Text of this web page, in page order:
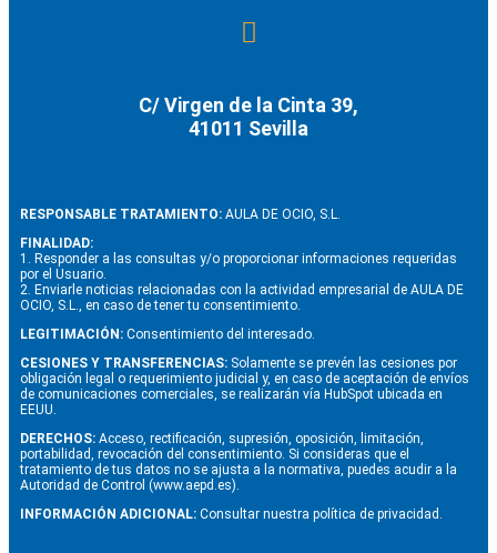
C/ Virgen de la Cinta 39,
41011 Sevilla
RESPONSABLE TRATAMIENTO: AULA DE OCIO, S.L.
FINALIDAD:
1. Responder a las consultas y/o proporcionar informaciones requeridas
por el Usuario.
2. Enviarle noticias relacionadas con la actividad empresarial de AULA DE
OCIO, S.L., en caso de tener tu consentimiento.
LEGITIMACIÓN: Consentimiento del interesado.
CESIONES Y TRANSFERENCIAS: Solamente se prevén las cesiones por
obligación legal o requerimiento judicial y, en caso de aceptación de envíos
de comunicaciones comerciales, se realizarán vía HubSpot ubicada en
EEUU.
DERECHOS: Acceso, rectificación, supresión, oposición, limitación,
portabilidad, revocación del consentimiento. Si consideras que el
tratamiento de tus datos no se ajusta a la normativa, puedes acudir a la
Autoridad de Control (www.aepd.es).
INFORMACIÓN ADICIONAL: Consultar nuestra política de privacidad.